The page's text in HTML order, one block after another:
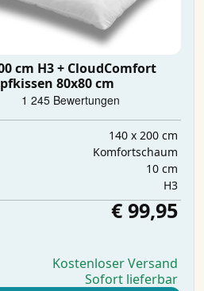
cm H3 + CloudComfort
80x80 cm
140 x 200 cm
Komfortschaum
10 cm
H3
€ 99,95
Kostenloser Versand
Sofort lieferbar